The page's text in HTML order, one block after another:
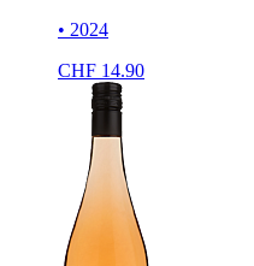
• 2024
CHF 14.90